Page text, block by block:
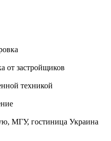
от застройщиков
техникой
МГУ, гостиница Украина